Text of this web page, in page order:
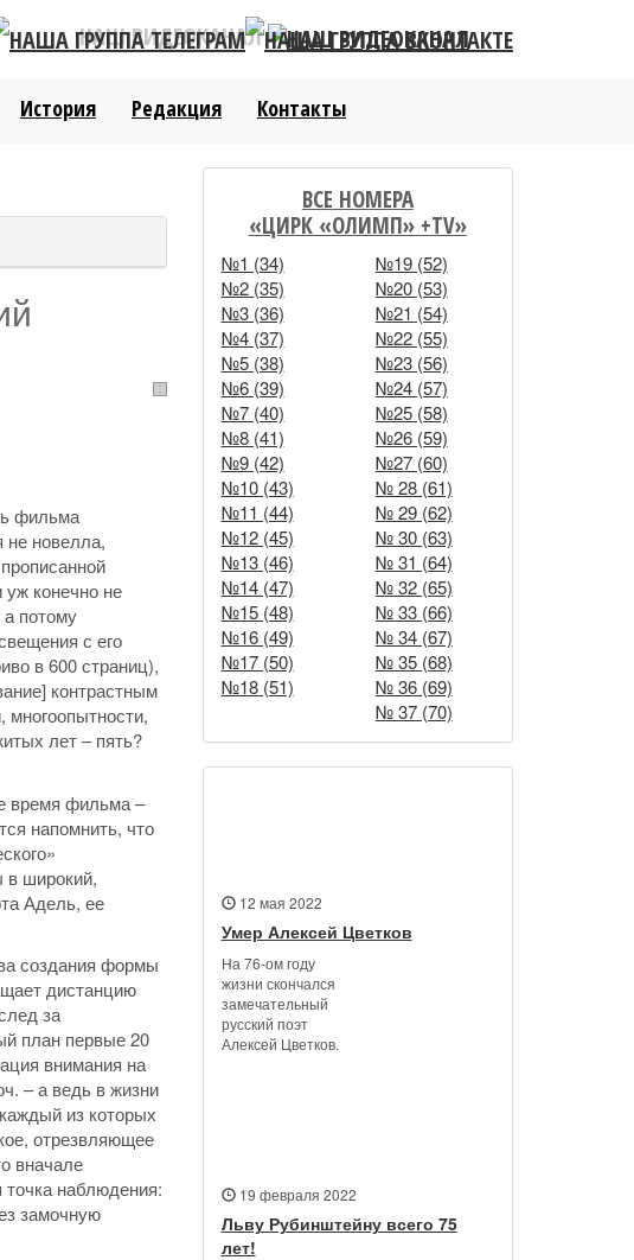
НАШ ВИДЕОКАНАЛ
История Редакция Контакты
фильма
не новелла,
конечно не
потому
с его
в 600 страниц),
контрастным
многоопытности,
лет – пять?
время фильма –
напомнить, что
широкий,
Адель, ее
создания формы
дистанцию
за
план первые 20
внимания на
– а ведь в жизни
из которых
отрезвляющее
вначале
точка наблюдения:
замочную
ВСЕ НОМЕРА
«ЦИРК «ОЛИМП» +TV»
№1 (34)
№2 (35)
№3 (36)
№4 (37)
№5 (38)
№6 (39)
№7 (40)
№8 (41)
№9 (42)
№10 (43)
№11 (44)
№12 (45)
№13 (46)
№14 (47)
№15 (48)
№16 (49)
№17 (50)
№18 (51)
№19 (52)
№20 (53)
№21 (54)
№22 (55)
№23 (56)
№24 (57)
№25 (58)
№26 (59)
№27 (60)
№ 28 (61)
№ 29 (62)
№ 30 (63)
№ 31 (64)
№ 32 (65)
№ 33 (66)
№ 34 (67)
№ 35 (68)
№ 36 (69)
№ 37 (70)
12 мая 2022
Умер Алексей Цветков
На 76-ом году
жизни скончался
замечательный
русский поэт
Алексей Цветков.
19 февраля 2022
Льву Рубинштейну всего 75
лет!